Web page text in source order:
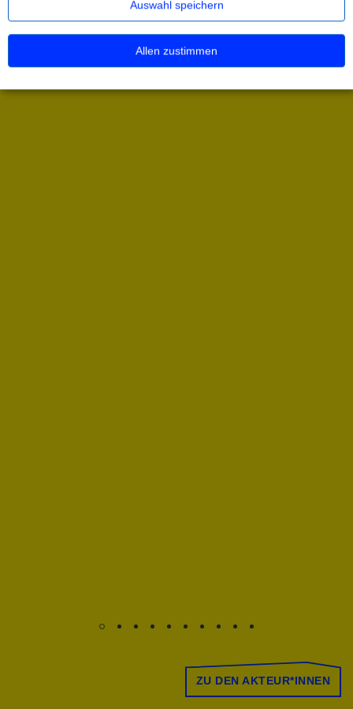
ZU DEN AKTEUR*INNEN
Allen zustimmen
Auswahl speichern